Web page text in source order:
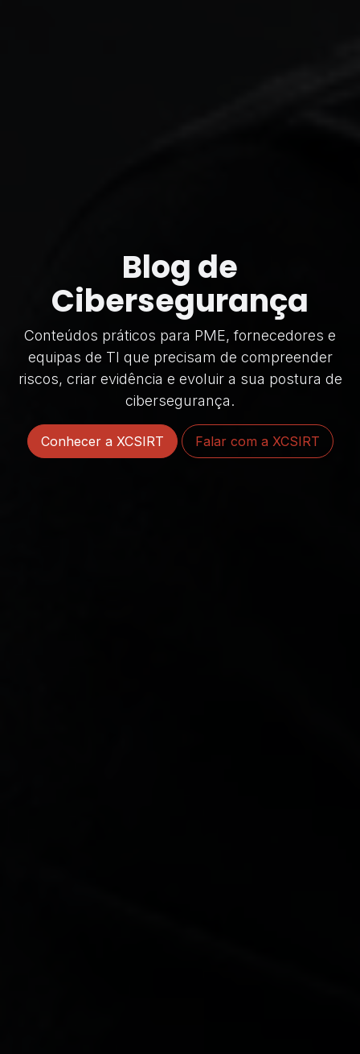
Blog de
Cibersegurança
Conteúdos práticos para PME, fornecedores e
equipas de TI que precisam de compreender
riscos, criar evidência e evoluir a sua postura de
cibersegurança.
Conhecer a XCSIRT Falar com a XCSIRT